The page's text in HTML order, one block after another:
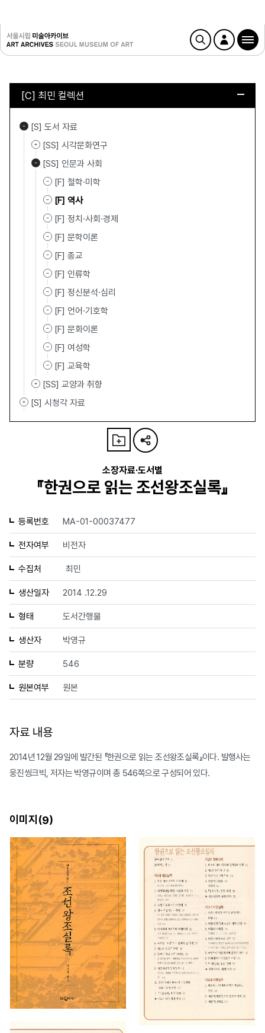
[C] 최민 컬렉션
[S] 도서 자료
[SS] 시각문화연구
[SS] 인문과 사회
[F] 철학·미학
[F] 역사
[F] 정치·사회·경제
[F] 문학이론
[F] 종교
[F] 인류학
[F] 정신분석·심리
[F] 언어·기호학
[F] 문화이론
[F] 여성학
[F] 교육학
[SS] 교양과 취향
[S] 시청각 자료
소장자료·도서별
『한권으로 읽는 조선왕조실록』
등록번호 MA-01-00037477
전자여부 비전자
수집처 최민
생산일자 2014 .12.29
형태 도서간행물
생산자 박영규
분량 546
원본여부 원본
자료 내용
2014년 12월 29일에 발간된 『한권으로 읽는 조선왕조실록』이다. 발행사는
웅진씽크빅, 저자는 박영규이며 총 546쪽으로 구성되어 있다.
이미지(9)